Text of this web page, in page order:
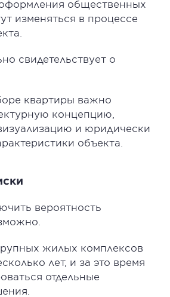
общественных
изменяться в процессе
свидетельствует о
квартиры важно
концепцию,
и юридически
объекта.
вероятность
жилых комплексов
лет, и за это время
отдельные